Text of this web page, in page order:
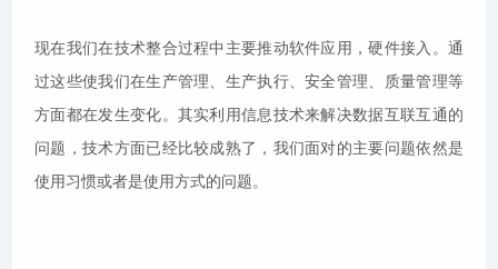
现在我们在技术整合过程中主要推动软件应用，硬件接入。通
过这些使我们在生产管理、生产执行、安全管理、质量管理等
方面都在发生变化。其实利用信息技术来解决数据互联互通的
问题，技术方面已经比较成熟了，我们面对的主要问题依然是
使用习惯或者是使用方式的问题。